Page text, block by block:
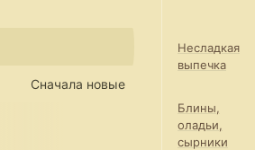
Сначала новые
Несладкая
выпечка
Блины,
оладьи,
сырники